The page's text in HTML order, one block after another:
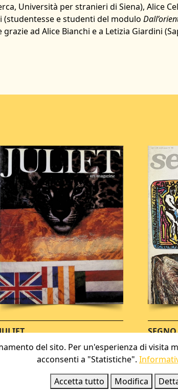
Università per stranieri di Siena), Alice
(studentesse e studenti del modulo
ad Alice Bianchi e a Letizia Giardini
SEGNO
del sito. Per un'esperienza di
acconsenti a "Statistiche".
Accetta tutto
Modifica